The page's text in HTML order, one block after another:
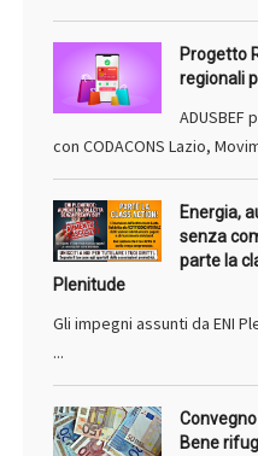
Progetto
regionali
ADUSBEF
con CODACONS Lazio,
Energia,
senza
parte la
Plenitude
Gli impegni assunti da ENI
...
Bene